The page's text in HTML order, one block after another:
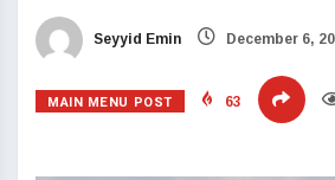
Seyyid Emin December 6,
MAIN MENU POST 63